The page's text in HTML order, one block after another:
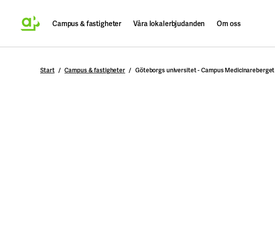
Campus & fastigheter Våra lokalerbjudanden Om oss
Sök
Start Campus & fastigheter Göteborgs universitet - Campus Medicinareberget